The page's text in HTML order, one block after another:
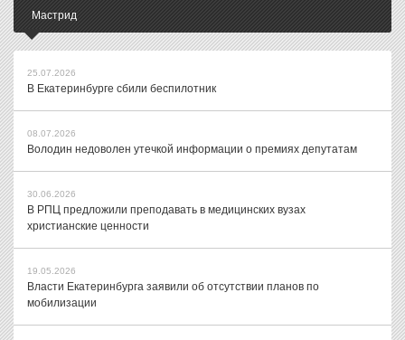
Мастрид
25.07.2026
В Екатеринбурге сбили беспилотник
08.07.2026
Володин недоволен утечкой информации о премиях депутатам
30.06.2026
В РПЦ предложили преподавать в медицинских вузах
христианские ценности
19.05.2026
Власти Екатеринбурга заявили об отсутствии планов по
мобилизации